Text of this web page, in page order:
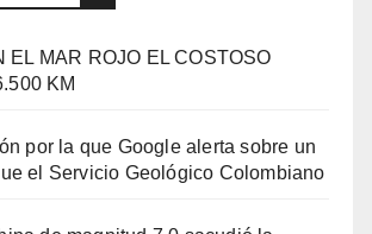
EL MAR ROJO EL COSTOSO
KM
por la que Google alerta sobre un
el Servicio Geológico Colombiano